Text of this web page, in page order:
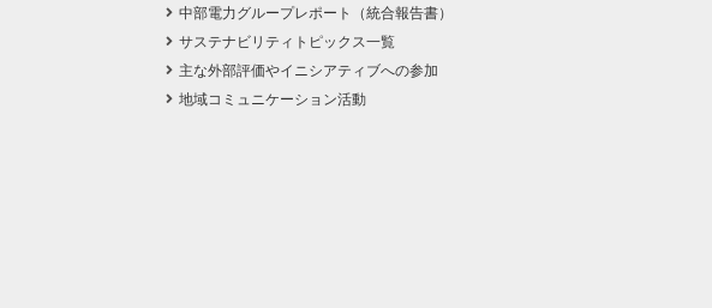
中部電力グループレポート（統合報告書）
サステナビリティトピックス一覧
主な外部評価やイニシアティブへの参加
地域コミュニケーション活動